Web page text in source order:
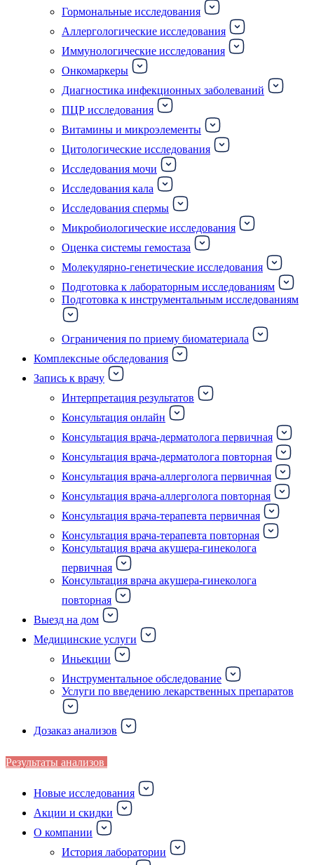
Гормональные исследования
Аллергологические исследования
Иммунологические исследования
Онкомаркеры
Диагностика инфекционных заболеваний
ПЦР исследования
Витамины и микроэлементы
Цитологические исследования
Исследования мочи
Исследования кала
Исследования спермы
Микробиологические исследования
Оценка системы гемостаза
Молекулярно-генетические исследования
Подготовка к лабораторным исследованиям
Подготовка к инструментальным исследованиям
Ограничения по приему биоматериала
Комплексные обследования
Запись к врачу
Интерпретация результатов
Консультация онлайн
Консультация врача-дерматолога первичная
Консультация врача-дерматолога повторная
Консультация врача-аллерголога первичная
Консультация врача-аллерголога повторная
Консультация врача-терапевта первичная
Консультация врача-терапевта повторная
Консультация врача акушера-гинеколога
первичная
Консультация врача акушера-гинеколога
повторная
Выезд на дом
Медицинские услуги
Иньекции
Инструментальное обследование
Услуги по введению лекарственных препаратов
Дозаказ анализов
Результаты анализов
Новые исследования
Акции и скидки
О компании
История лаборатории